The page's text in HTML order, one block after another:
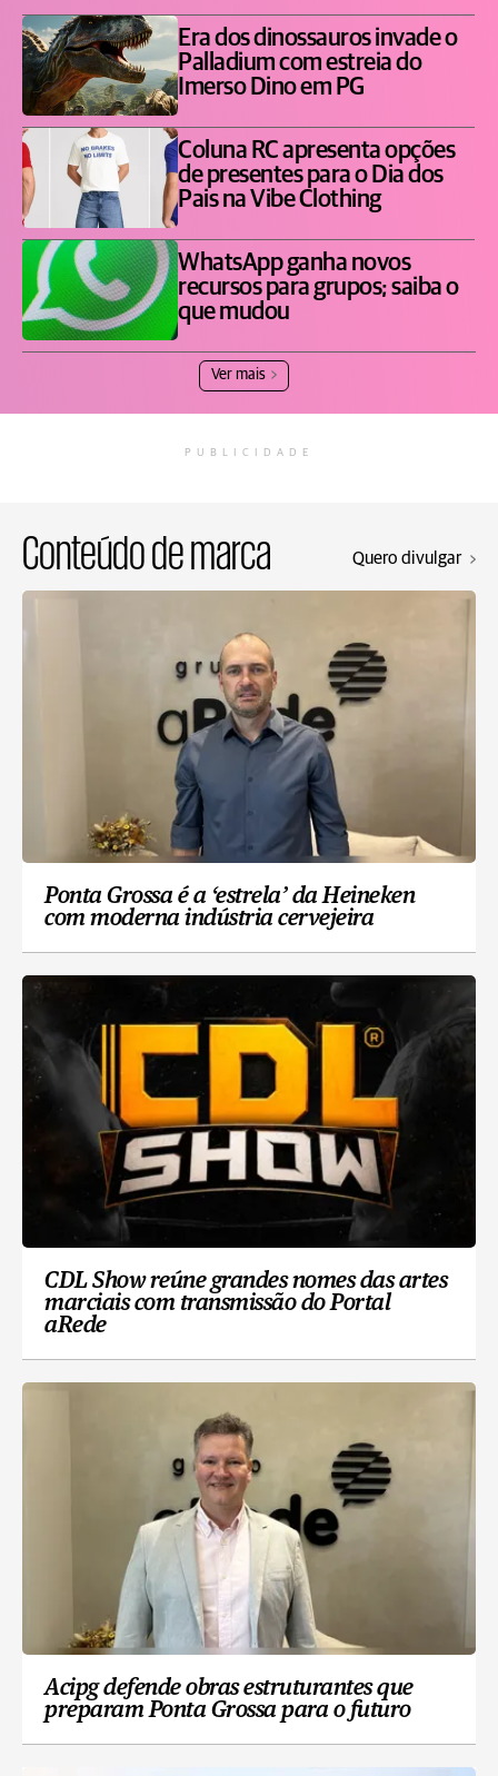
Era dos dinossauros invade o
Palladium com estreia do
Imerso Dino em PG
Coluna RC apresenta opções
de presentes para o Dia dos
Pais na Vibe Clothing
WhatsApp ganha novos
recursos para grupos; saiba o
que mudou
Ver mais
PUBLICIDADE
Conteúdo de marca Quero divulgar
Ponta Grossa é a ‘estrela’ da Heineken
com moderna indústria cervejeira
CDL Show reúne grandes nomes das artes
marciais com transmissão do Portal
aRede
Acipg defende obras estruturantes que
preparam Ponta Grossa para o futuro